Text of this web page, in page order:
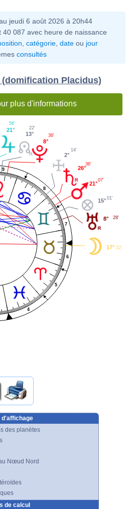
jeudi 6 août 2026 à 20h44
40 087 avec heure de naissance
catégorie date ou jour
consultés
Placidus)
plus d'informations
4
5
6
7
8
9
8° 28'
15° 01'
21°
07'
26°
36'
2°
14'
8°
36'
13°
22'
21°
56'
17° 22'
des planètes
Nœud Nord
de calcul